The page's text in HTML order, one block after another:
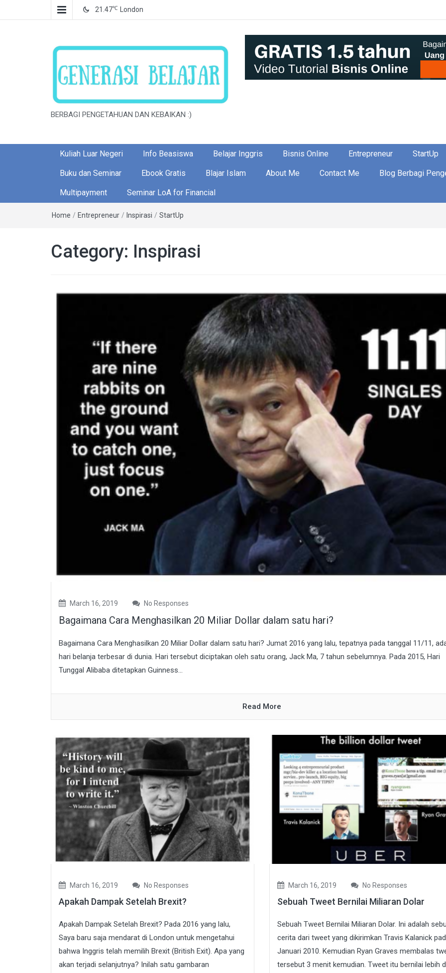
21.47℃ London
BERBAGI PENGETAHUAN DAN KEBAIKAN :)
Kuliah Luar Negeri Info Beasiswa Belajar Inggris Bisnis Online Entrepreneur StartUp
Buku dan Seminar Ebook Gratis Blajar Islam About Me Contact Me Blog Berbagi
Multipayment Seminar LoA for Financial
Home / Entrepreneur / Inspirasi / StartUp
Category: Inspirasi
March 16, 2019 No Responses
Bagaimana Cara Menghasilkan 20 Miliar Dollar dalam satu hari?
Bagaimana Cara Menghasilkan 20 Miliar Dollar dalam satu hari? Jumat 2016 yang lalu, tepatnya pada tanggal 11/11,
hari belanja terbesar di dunia. Hari tersebut diciptakan oleh satu orang, Jack Ma, 7 tahun sebelumnya. Pada 2015, Hari
Tunggal Alibaba ditetapkan Guinness...
Read More
March 16, 2019 No Responses
Apakah Dampak Setelah Brexit?
Apakah Dampak Setelah Brexit? Pada 2016 yang lalu,
Saya baru saja mendarat di London untuk mengetahui
bahwa Inggris telah memilih Brexit (British Exit). Apa yang
akan terjadi selanjutnya? Inilah satu gambaran
March 16, 2019 No Responses
Sebuah Tweet Bernilai Miliaran Dolar
Sebuah Tweet Bernilai Miliaran Dolar. Ini adalah
cerita dari tweet yang dikirimkan Travis Kalanick
Januari 2010. Kemudian Ryan Graves membalas
tersebut 3 menit kemudian. Tweet itu bernilai lebih